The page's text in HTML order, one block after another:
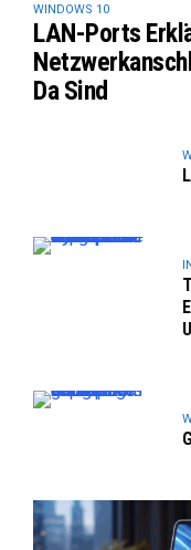
WINDOWS 10
LAN-Ports
Da Sind